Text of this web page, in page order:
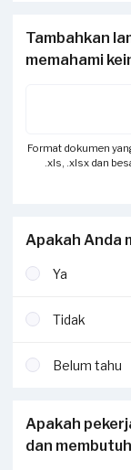
Tambahkan
memahami
Format dokumen
.xls, .xlsx dan
Apakah Anda
Ya
Tidak
Belum tahu
Apakah
dan